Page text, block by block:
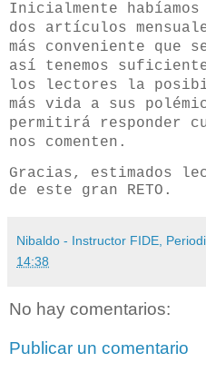
Inicialmente
dos artículos
más conveniente que
así tenemos
los lectores la
más vida a sus
permitirá responder
nos comenten.
Gracias, estimados
de este gran RETO.
Nibaldo - Instructor FIDE,
14:38
No hay comentarios:
Publicar un comentario